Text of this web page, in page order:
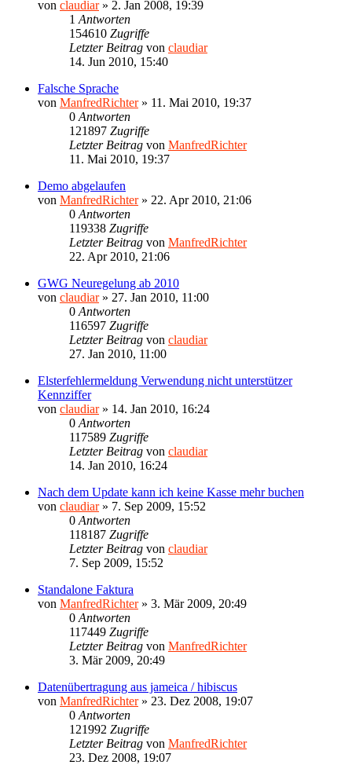
von claudiar» 2. Jan 2008, 19:39
1 Antworten
154610 Zugriffe
Letzter Beitrag von claudiar
14. Jun 2010, 15:40
Falsche Sprache
von ManfredRichter» 11. Mai 2010, 19:37
0 Antworten
121897 Zugriffe
Letzter Beitrag von ManfredRichter
11. Mai 2010, 19:37
Demo abgelaufen
von ManfredRichter» 22. Apr 2010, 21:06
0 Antworten
119338 Zugriffe
Letzter Beitrag von ManfredRichter
22. Apr 2010, 21:06
GWG Neuregelung ab 2010
von claudiar» 27. Jan 2010, 11:00
0 Antworten
116597 Zugriffe
Letzter Beitrag von claudiar
27. Jan 2010, 11:00
Elsterfehlermeldung Verwendung nicht unterstützer
Kennziffer
von claudiar» 14. Jan 2010, 16:24
0 Antworten
117589 Zugriffe
Letzter Beitrag von claudiar
14. Jan 2010, 16:24
Nach dem Update kann ich keine Kasse mehr buchen
von claudiar» 7. Sep 2009, 15:52
0 Antworten
118187 Zugriffe
Letzter Beitrag von claudiar
7. Sep 2009, 15:52
Standalone Faktura
von ManfredRichter» 3. Mär 2009, 20:49
0 Antworten
117449 Zugriffe
Letzter Beitrag von ManfredRichter
3. Mär 2009, 20:49
Datenübertragung aus jameica / hibiscus
von ManfredRichter» 23. Dez 2008, 19:07
0 Antworten
121992 Zugriffe
Letzter Beitrag von ManfredRichter
23. Dez 2008, 19:07